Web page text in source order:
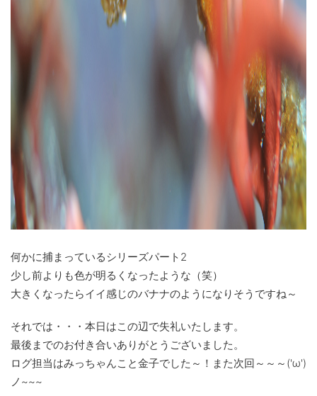
何かに捕まっているシリーズパート2
少し前よりも色が明るくなったような（笑）
大きくなったらイイ感じのバナナのようになりそうですね～
それでは・・・本日はこの辺で失礼いたします。
最後までのお付き合いありがとうございました。
ログ担当はみっちゃんこと金子でした～！また次回～～～('ω')
ノ~~~